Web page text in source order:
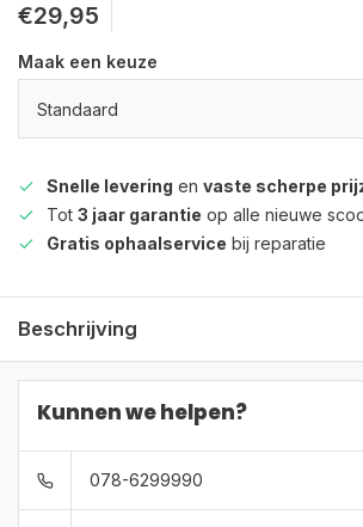
€29,95
Maak een keuze
Standaard
Snelle levering en vaste scherpe
Tot 3 jaar garantie op alle nieuwe
Gratis ophaalservice bij reparatie
Beschrijving
Kunnen we helpen?
078-6299990